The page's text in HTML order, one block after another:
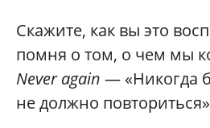
Скажите, как вы это
помня о том, о чем мы
Never again — «Никогда
не должно